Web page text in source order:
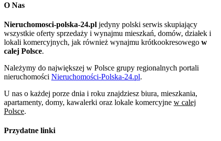
O Nas
Nieruchomosci-polska-24.pl jedyny polski serwis skupiający
wszystkie oferty sprzedaży i wynajmu mieszkań, domów, działek i
lokali komercyjnych, jak również wynajmu krótkookresowego w
calej Polsce.
Należymy do największej w Polsce grupy regionalnych portali
nieruchomości Nieruchomości-Polska-24.pl.
U nas o każdej porze dnia i roku znajdziesz biura, mieszkania,
apartamenty, domy, kawalerki oraz lokale komercyjne w calej
Polsce.
Przydatne linki